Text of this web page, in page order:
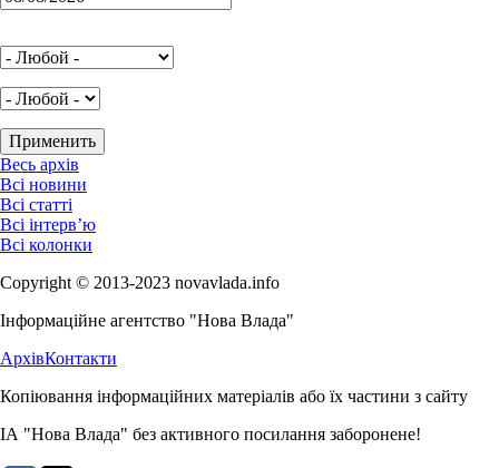
Весь архів
Всі новини
Всі статті
Всі інтерв’ю
Всі колонки
Copyright © 2013-2023 novavlada.info
Інформаційне агентство "Нова Влада"
АрхівКонтакти
Копіювання інформаційних матеріалів або їх частини з сайту
ІА "Нова Влада" без активного посилання заборонене!